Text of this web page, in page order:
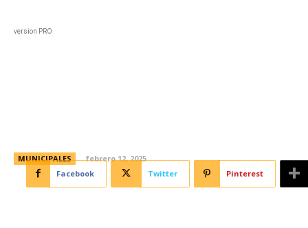
version PRO
MUNICIPALES
febrero 12, 2025
Facebook
Twitter Pinterest